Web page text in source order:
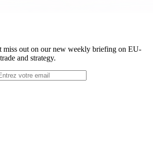
miss out on our new weekly briefing on EU-
and strategy.